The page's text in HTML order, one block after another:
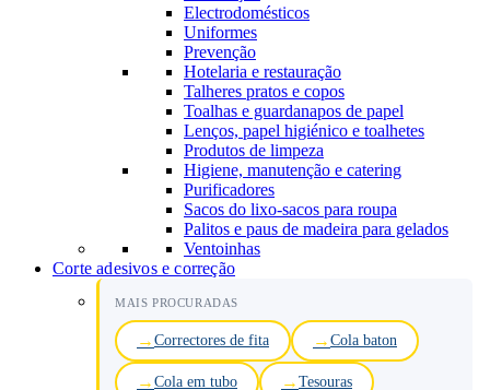
Electrodomésticos
Uniformes
Prevenção
Hotelaria e restauração
Talheres pratos e copos
Toalhas e guardanapos de papel
Lenços, papel higiénico e toalhetes
Produtos de limpeza
Higiene, manutenção e catering
Purificadores
Sacos do lixo-sacos para roupa
Palitos e paus de madeira para gelados
Ventoinhas
Corte adesivos e correção
MAIS PROCURADAS
Correctores de fita Cola baton
Cola em tubo Tesouras